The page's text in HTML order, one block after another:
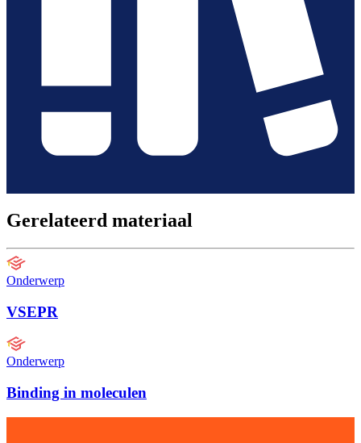
Gerelateerd materiaal
Onderwerp
VSEPR
Onderwerp
Binding in moleculen